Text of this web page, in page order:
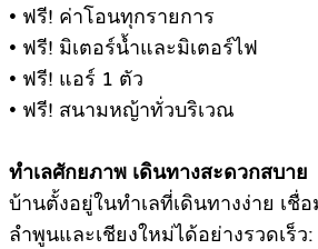
• ฟรี! ค่าโอนทุกรายการ
• ฟรี! มิเตอร์น้ำและมิเตอร์ไฟ
• ฟรี! แอร์ 1 ตัว
• ฟรี! สนามหญ้าทั่วบริเวณ
ทำเลศักยภาพ เดินทางสะดวกสบาย
บ้านตั้งอยู่ในทำเลที่เดินทางง่าย เ
ลำพูนและเชียงใหม่ได้อย่างรวดเร็ว: